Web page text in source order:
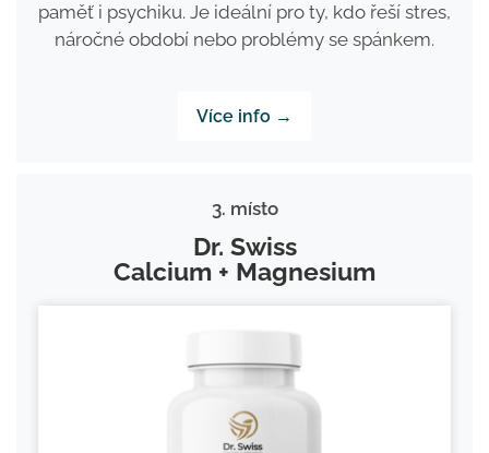
paměť i psychiku. Je ideální pro ty, kdo řeší stres,
náročné období nebo problémy se spánkem.
Více info →
3. místo
Dr. Swiss
Calcium + Magnesium